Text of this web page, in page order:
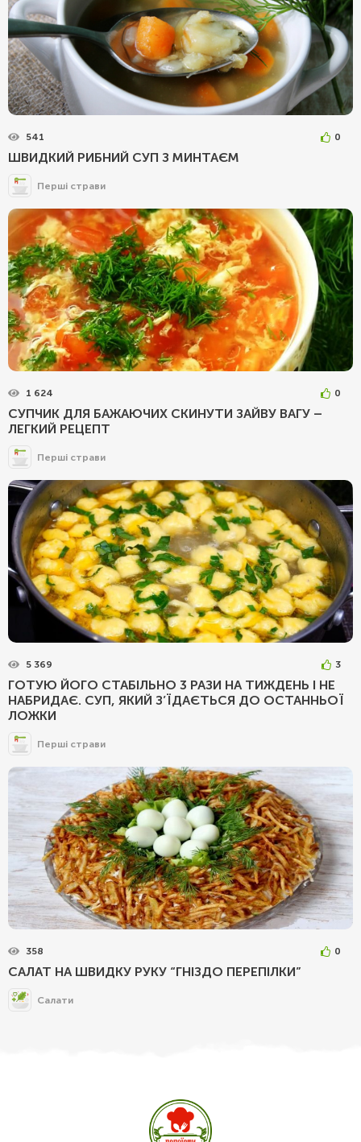
541 0
ШВИДКИЙ РИБНИЙ СУП З МИНТАЄМ
Перші страви
1 624 0
СУПЧИК ДЛЯ БАЖАЮЧИХ СКИНУТИ ЗАЙВУ ВАГУ –
ЛЕГКИЙ РЕЦЕПТ
Перші страви
5 369 3
ГОТУЮ ЙОГО СТАБІЛЬНО 3 РАЗИ НА ТИЖДЕНЬ І НЕ
НАБРИДАЄ. СУП, ЯКИЙ З’ЇДАЄТЬСЯ ДО ОСТАННЬОЇ
ЛОЖКИ
Перші страви
358 0
САЛАТ НА ШВИДКУ РУКУ “ГНІЗДО ПЕРЕПІЛКИ”
Салати